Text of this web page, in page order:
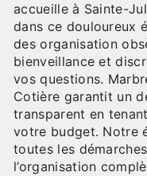
accueille à Sainte-
dans ce douloureux
des organisation
bienveillance et
vos questions.
Cotière garantit un
transparent en
votre budget. Notre
toutes les
l’organisation